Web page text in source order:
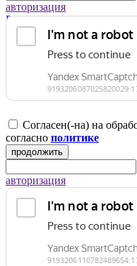
авторизация
Регистрация для
Согласен(-на) на
согласно политике
продолжить
авторизация